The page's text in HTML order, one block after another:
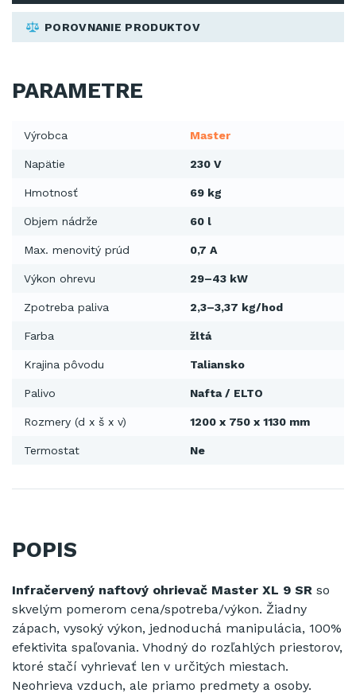
POROVNANIE PRODUKTOV
PARAMETRE
Výrobca Master
Napätie 230 V
Hmotnosť 69 kg
Objem nádrže 60 l
Max. menovitý prúd 0,7 A
Výkon ohrevu 29–43 kW
Zpotreba paliva 2,3–3,37 kg/hod
Farba žltá
Krajina pôvodu Taliansko
Palivo Nafta / ELTO
Rozmery (d x š x v) 1200 x 750 x 1130 mm
Termostat Ne
POPIS
Infračervený naftový ohrievač Master XL 9 SR so
skvelým pomerom cena/spotreba/výkon. Žiadny
zápach, vysoký výkon, jednoduchá manipulácia, 100%
efektivita spaľovania. Vhodný do rozľahlých priestorov,
ktoré stačí vyhrievať len v určitých miestach.
Neohrieva vzduch, ale priamo predmety a osoby.